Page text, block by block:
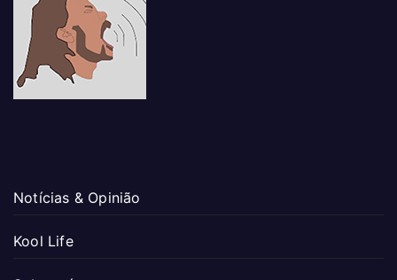
Notícias & Opinião
Kool Life